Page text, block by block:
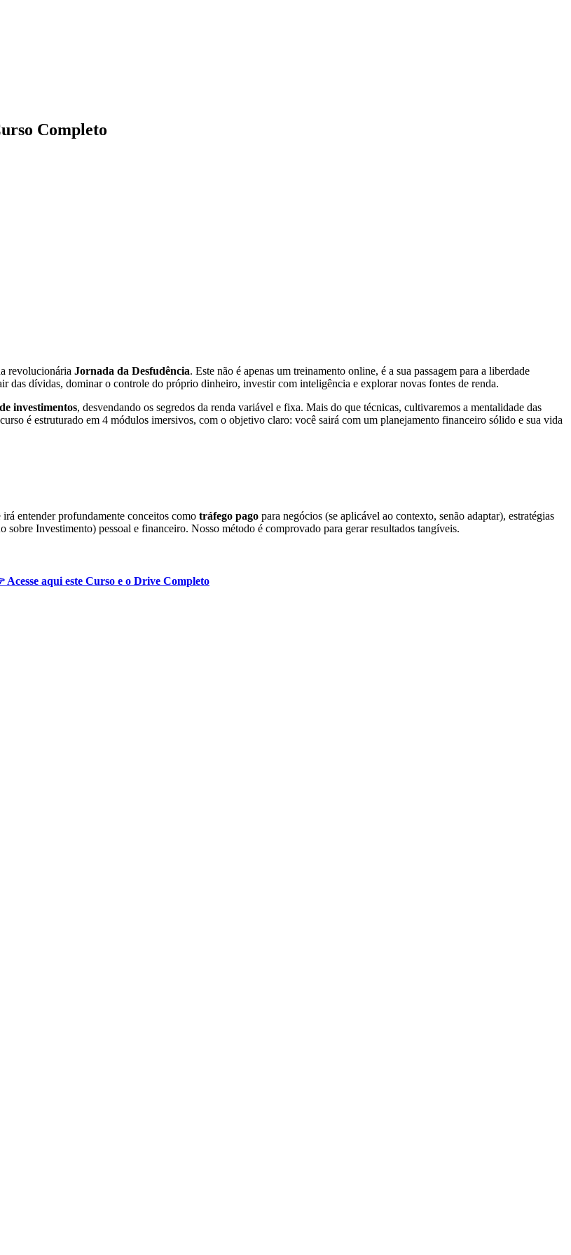
Completo
revolucionária Jornada da Desfudência. Este não é apenas um treinamento online, é a sua passagem para a liberdade
das dívidas, dominar o controle do próprio dinheiro, investir com inteligência e explorar novas fontes de renda.
investimentos, desvendando os segredos da renda variável e fixa. Mais do que técnicas, cultivaremos a mentalidade das
é estruturado em 4 módulos imersivos, com o objetivo claro: você sairá com um planejamento financeiro sólido e sua vida
entender profundamente conceitos como tráfego pago para negócios (se aplicável ao contexto, senão adaptar), estratégias
sobre Investimento) pessoal e financeiro. Nosso método é comprovado para gerar resultados tangíveis.
Acesse aqui este Curso e o Drive Completo